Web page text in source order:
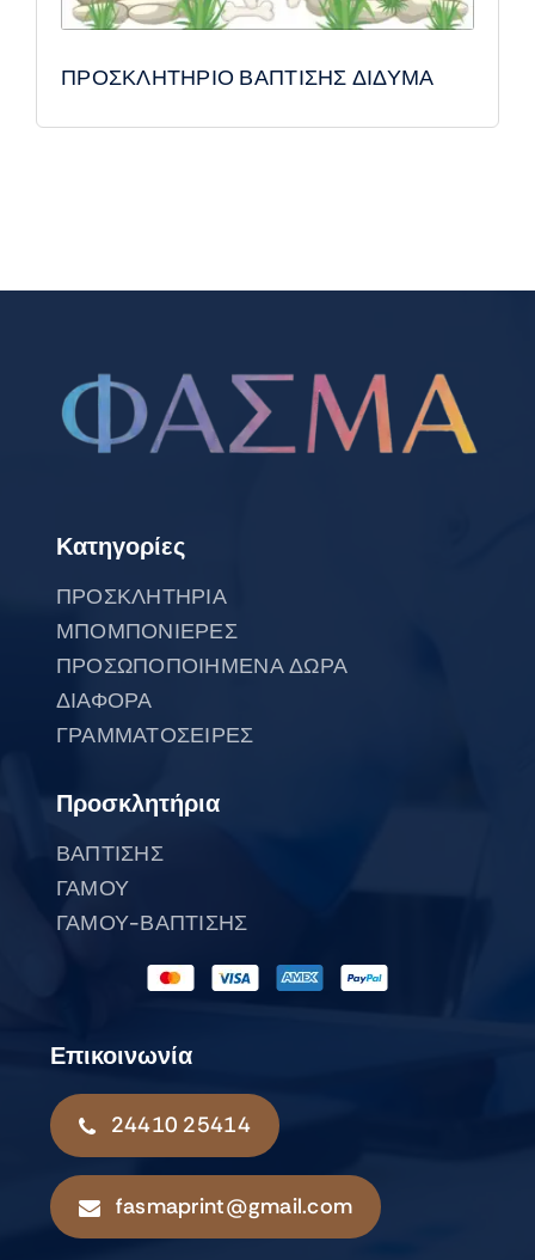
ΠΡΟΣΚΛΗΤΗΡΙΟ ΒΑΠΤΙΣΗΣ ΔΙΔΥΜΑ
Κατηγορίες
ΠΡΟΣΚΛΗΤΗΡΙΑ
ΜΠΟΜΠΟΝΙΕΡΕΣ
ΠΡΟΣΩΠΟΠΟΙΗΜΕΝΑ ΔΩΡΑ
ΔΙΑΦΟΡΑ
ΓΡΑΜΜΑΤΟΣΕΙΡΕΣ
Προσκλητήρια
ΒΑΠΤΙΣΗΣ
ΓΑΜΟΥ
ΓΑΜΟΥ-ΒΑΠΤΙΣΗΣ
Επικοινωνία
24410 25414
fasmaprint@gmail.com